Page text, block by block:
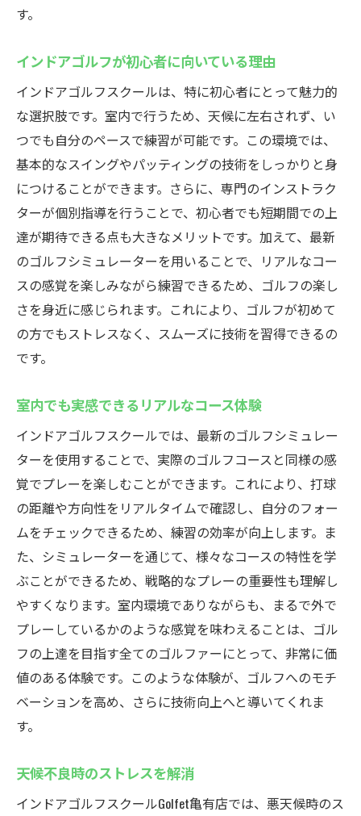
す。
インドアゴルフが初心者に向いている理由
インドアゴルフスクールは、特に初心者にとって魅力的
な選択肢です。室内で行うため、天候に左右されず、い
つでも自分のペースで練習が可能です。この環境では、
基本的なスイングやパッティングの技術をしっかりと身
につけることができます。さらに、専門のインストラク
ターが個別指導を行うことで、初心者でも短期間での上
達が期待できる点も大きなメリットです。加えて、最新
のゴルフシミュレーターを用いることで、リアルなコー
スの感覚を楽しみながら練習できるため、ゴルフの楽し
さを身近に感じられます。これにより、ゴルフが初めて
の方でもストレスなく、スムーズに技術を習得できるの
です。
室内でも実感できるリアルなコース体験
インドアゴルフスクールでは、最新のゴルフシミュレー
ターを使用することで、実際のゴルフコースと同様の感
覚でプレーを楽しむことができます。これにより、打球
の距離や方向性をリアルタイムで確認し、自分のフォー
ムをチェックできるため、練習の効率が向上します。ま
た、シミュレーターを通じて、様々なコースの特性を学
ぶことができるため、戦略的なプレーの重要性も理解し
やすくなります。室内環境でありながらも、まるで外で
プレーしているかのような感覚を味わえることは、ゴル
フの上達を目指す全てのゴルファーにとって、非常に価
値のある体験です。このような体験が、ゴルフへのモチ
ベーションを高め、さらに技術向上へと導いてくれま
す。
天候不良時のストレスを解消
インドアゴルフスクールGolfet亀有店では、悪天候時のス